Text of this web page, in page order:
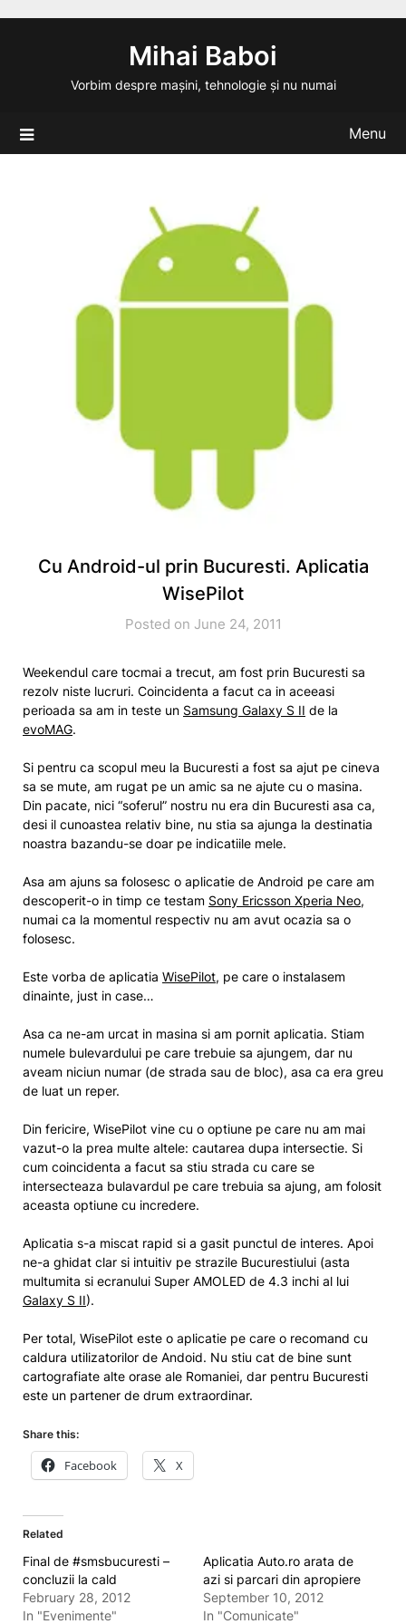
Mihai Baboi
Vorbim despre mașini, tehnologie și nu numai
Menu
Cu Android-ul prin Bucuresti. Aplicatia
WisePilot
Posted on June 24, 2011
Weekendul care tocmai a trecut, am fost prin Bucuresti sa
rezolv niste lucruri. Coincidenta a facut ca in aceeasi
perioada sa am in teste un Samsung Galaxy S II de la
evoMAG.
Si pentru ca scopul meu la Bucuresti a fost sa ajut pe cineva
sa se mute, am rugat pe un amic sa ne ajute cu o masina.
Din pacate, nici “soferul” nostru nu era din Bucuresti asa ca,
desi il cunoastea relativ bine, nu stia sa ajunga la destinatia
noastra bazandu-se doar pe indicatiile mele.
Asa am ajuns sa folosesc o aplicatie de Android pe care am
descoperit-o in timp ce testam Sony Ericsson Xperia Neo,
numai ca la momentul respectiv nu am avut ocazia sa o
folosesc.
Este vorba de aplicatia WisePilot, pe care o instalasem
dinainte, just in case…
Asa ca ne-am urcat in masina si am pornit aplicatia. Stiam
numele bulevardului pe care trebuie sa ajungem, dar nu
aveam niciun numar (de strada sau de bloc), asa ca era greu
de luat un reper.
Din fericire, WisePilot vine cu o optiune pe care nu am mai
vazut-o la prea multe altele: cautarea dupa intersectie. Si
cum coincidenta a facut sa stiu strada cu care se
intersecteaza bulavardul pe care trebuia sa ajung, am folosit
aceasta optiune cu incredere.
Aplicatia s-a miscat rapid si a gasit punctul de interes. Apoi
ne-a ghidat clar si intuitiv pe strazile Bucurestiului (asta
multumita si ecranului Super AMOLED de 4.3 inchi al lui
Galaxy S II).
Per total, WisePilot este o aplicatie pe care o recomand cu
caldura utilizatorilor de Andoid. Nu stiu cat de bine sunt
cartografiate alte orase ale Romaniei, dar pentru Bucuresti
este un partener de drum extraordinar.
Share this:
Facebook X
Related
Final de #smsbucuresti –
concluzii la cald
February 28, 2012
In "Evenimente"
Aplicatia Auto.ro arata de
azi si parcari din apropiere
September 10, 2012
In "Comunicate"